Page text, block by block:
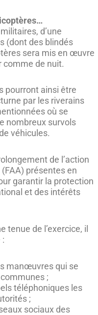
d’une
(dont des blindés
sera mis en œuvre
comme de nuit.
pourront ainsi être
par les riverains
où se
nombreux survols
véhicules.
de l’action
présentes en
garantir la protection
et des intérêts
tenue de l’exercice, il
manœuvres qui se
;
téléphoniques les
;
sociaux des